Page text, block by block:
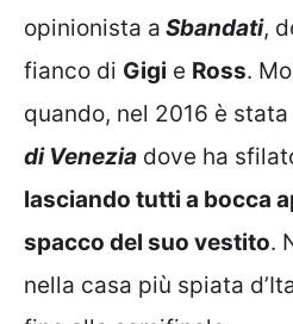
opinionista a Sbandati,
fianco di Gigi e Ross.
quando, nel 2016 è
di Venezia dove ha
lasciando tutti a bocca
spacco del suo vestito.
nella casa più spiata